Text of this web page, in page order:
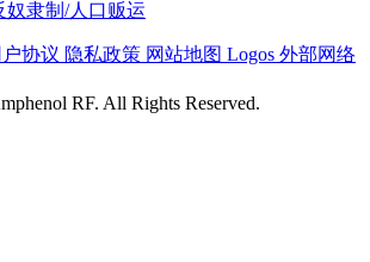
奴隶制/人口贩运
户协议 隐私政策 网站地图 Logos 外部网络
RF. All Rights Reserved.